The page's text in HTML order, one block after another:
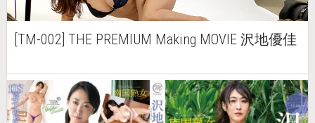
[TM-002] THE PREMIUM Making MOVIE 沢地優佳